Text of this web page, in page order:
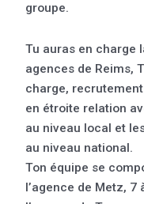
groupe.
Tu auras en charge
agences de Reims,
charge,
en étroite relation
au niveau local et
au niveau national.
Ton équipe se
l’agence de Metz, 7